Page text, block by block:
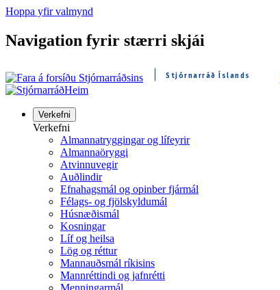
Hoppa yfir valmynd
Navigation fyrir stærri skjái
Stjórnarráð Íslands
Heim
Verkefni
Verkefni
Almannatryggingar og lífeyrir
Almannaöryggi
Atvinnuvegir
Auðlindir
Efnahagsmál og opinber fjármál
Félags- og fjölskyldumál
Húsnæðismál
Kosningar
Líf og heilsa
Lög og réttur
Mannauðsmál ríkisins
Mannréttindi og jafnrétti
Menningarmál